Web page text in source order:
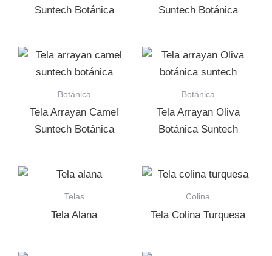
Suntech Botánica
Suntech Botánica
Botánica
Tela Arrayan Camel
Suntech Botánica
Botánica
Tela Arrayan Oliva
Botánica Suntech
Telas
Tela Alana
Colina
Tela Colina Turquesa